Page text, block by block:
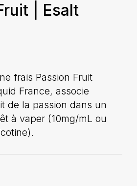
| Esalt
frais Passion Fruit
France, associe
de la passion dans un
à vaper (10mg/mL ou